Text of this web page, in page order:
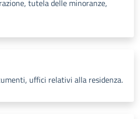
tutela delle minoranze,
uffici relativi alla residenza.